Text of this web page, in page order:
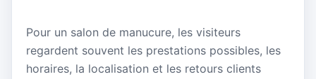
Pour un salon de manucure, les visiteurs
regardent souvent les prestations possibles, les
horaires, la localisation et les retours clients